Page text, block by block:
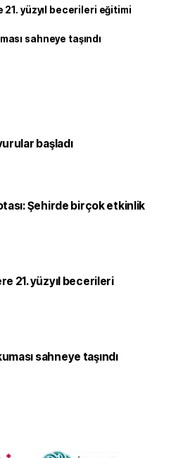
yüzyıl becerileri eğitimi
sahneye taşındı
başladı
Şehirde birçok etkinlik
21. yüzyıl becerileri
sahneye taşındı